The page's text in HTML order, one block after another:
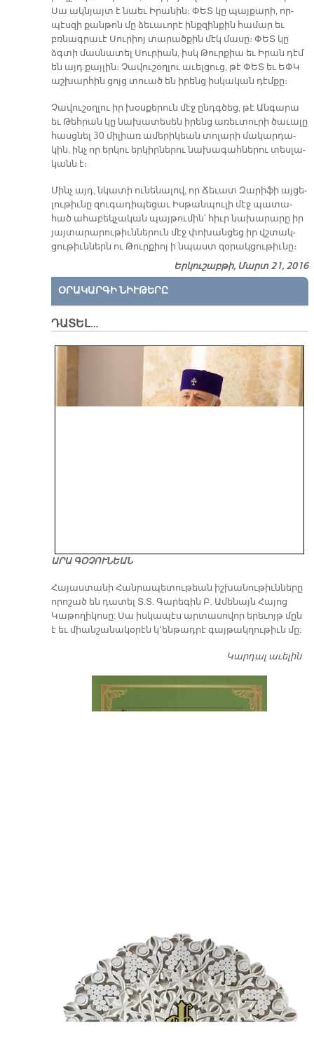
Սա ակն­յայտ է նաեւ Ի­րա­նին։ ՓԵՏ կը պայ­քա­րի, որ­
պէս­զի քան­թոն մը ձե­ւա­ւո­րէ ինք­զին­քին հա­մար եւ
բռնագ­րա­ւէ Սու­րիոյ տա­րած­քին մէկ մա­սը։ ՓԵՏ կը
ձգտի մաս­նա­տել Սու­րիան, իսկ Թուր­քիա եւ Ի­րան դէմ
են այդ քայ­լին։ Չա­վու­շօղ­լու ա­ւել­ցուց, թէ ՓԵՏ եւ ԵՓԿ
աշ­խար­հին ցոյց տուած են ի­րենց իս­կա­կան դէմ­քը։
Չա­վու­շօղ­լու իր խօս­քե­րուն մէջ ընդգ­ծեց, թէ Ան­գա­րա
եւ Թեհ­րան կը նա­խա­տե­սեն ի­րենց ա­ռեւ­տու­րի ծա­ւա­լը
հասց­նել 30 մի­լիառ ա­մե­րի­կեան տո­լա­րի մա­կար­դա­
կին, ինչ որ եր­կու եր­կիր­նե­րու նա­խա­գահ­նե­րու տես­լա­
կանն է։
Մինչ այդ, նկա­տի ու­նե­նա­լով, որ Ճե­ւատ Զա­րի­ֆի այ­ցե­
լու­թիւ­նը զու­գա­դի­պե­ցաւ Իս­թան­պու­լի մէջ պա­տա­
հած ա­հա­բեկ­չա­կան պայ­թու­մին՝ հիւր նա­խա­րա­րը իր
յայ­տա­րա­րու­թիւն­նե­րուն մէջ փո­խան­ցեց իր վշտակ­
ցու­թիւն­ներն ու Թուր­քիոյ ի նպաստ զօ­րակ­ցու­թիւ­նը։
Երկուշաբթի, Մարտ 21, 2016
ՕՐԱԿԱՐԳԻ ՆԻՒԹԵՐԸ
ԴԱՏԵԼ…
ԱՐԱ ԳՕՉՈՒՆԵԱՆ
​Հայաստանի Հանրապետութեան իշխանութիւնները
որոշած են դատել Տ.Տ. Գարեգին Բ. Ամենայն Հայոց
Կաթողիկոսը: Սա իսկապէս արտասովոր երեւոյթ մըն
է եւ միանշանակօրէն կ՚ենթադրէ գայթակղութիւն մը:
Կարդալ աւելին